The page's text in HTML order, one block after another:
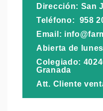
Dirección: San
Teléfono: 958
Email:
Abierta de
Colegiado:
Granada
Att. Cliente